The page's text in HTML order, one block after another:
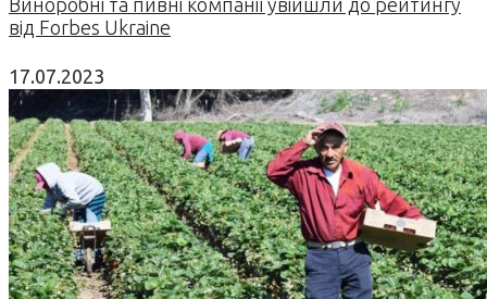
від Forbes Ukraine
17.07.2023